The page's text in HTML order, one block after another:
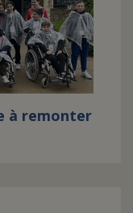
à remonter